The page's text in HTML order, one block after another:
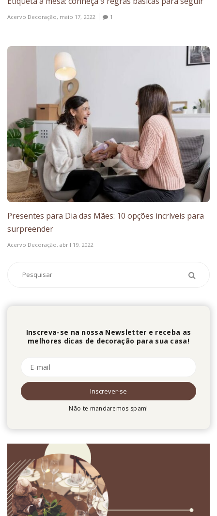
Acervo Decoração, maio 17, 2022 1
Presentes para Dia das Mães: 10 opções incríveis para
surpreender
Acervo Decoração, abril 19, 2022
Inscreva-se na nossa Newsletter e receba as
melhores dicas de decoração para sua casa!
Não te mandaremos spam!